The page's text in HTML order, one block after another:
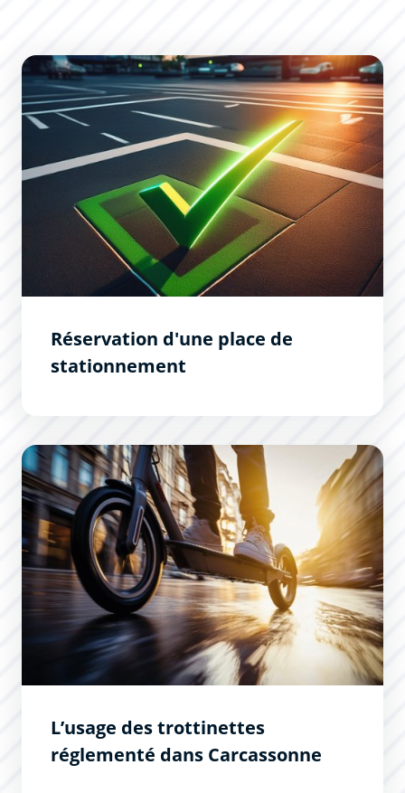
Réservation d&#039;une place de stationnement
Réservation d'une place de
stationnement
L’usage des trottinettes réglementé dans Carcassonne
L’usage des trottinettes
réglementé dans Carcassonne